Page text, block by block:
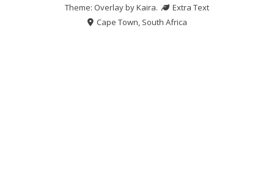
Theme: Overlay byKaira.
Extra Text
Cape Town, South Africa